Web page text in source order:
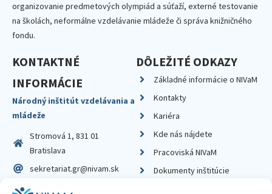
organizovanie predmetových olympiád a súťaží, externé testovanie
na školách, neformálne vzdelávanie mládeže či správa knižničného
fondu.
KONTAKTNÉ
INFORMÁCIE
Národný inštitút vzdelávania a
mládeže
Stromová 1, 831 01
Bratislava
sekretariat.gr@nivam.sk
IČO: 00164348
DÔLEŽITÉ ODKAZY
Základné informácie o NIVaM
Kontakty
Kariéra
Kde nás nájdete
Pracoviská NIVaM
Dokumenty inštitúcie